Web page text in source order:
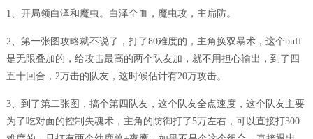
1、开局领白泽和魔虫。白泽全血，魔虫攻，主扁防。
2、第一张图攻略就不说了，打了80难度的，主角换双暴术，这个buff
是无限叠加的，给攻击最高的两个队友加，就不用担心输出，到了四
五十回合，2万击的队友，这时候估计有20万攻击。
3、到了第二张图，搞个第四队友，这个队友全点速度，这个队友主要
为了吃对面的控制失魂术，主角的防御打了5万左右，可以直接打300